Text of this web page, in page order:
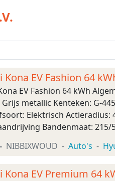
Kona EV Fashion 64
EV Fashion 64 kWh
metallic Kenteken: G-
Elektrisch Actieradius:
Bandenmaat: 215/
NIBBIXWOUD Auto's
Kona EV Premium 64